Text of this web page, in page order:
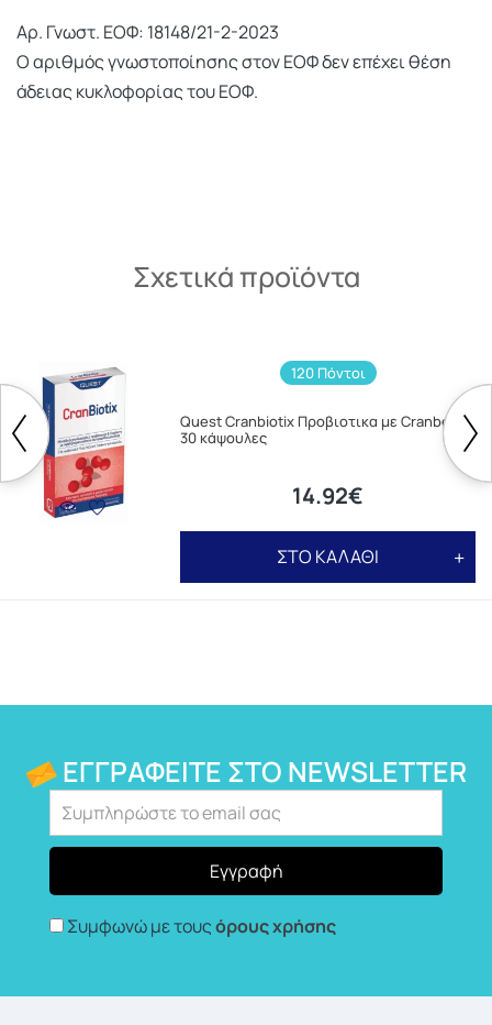
Αρ. Γνωστ. ΕΟΦ: 18148/21-2-2023
Ο αριθμός γνωστοποίησης στον ΕΟΦ δεν επέχει θέση
άδειας κυκλοφορίας του ΕΟΦ.
Σχετικά προϊόντα
120 Πόντοι
Quest Cranbiotix Προβιοτικα με Cranberry
30 κάψουλες
14.92€
ΣΤΟ ΚΑΛΑΘΙ
ΕΓΓΡΑΦΕΊΤΕ ΣΤΟ NEWSLETTER
Συμφωνώ με τουςόρους χρήσης